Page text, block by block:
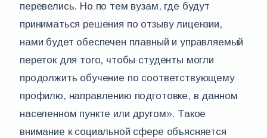
перевелись. Но по тем вузам, где будут
приниматься решения по отзыву лицензии,
нами будет обеспечен плавный и управляемый
переток для того, чтобы студенты могли
продолжить обучение по соответствующему
профилю, направлению подготовке, в данном
населенном пункте или другом». Такое
внимание к социальной сфере объясняется